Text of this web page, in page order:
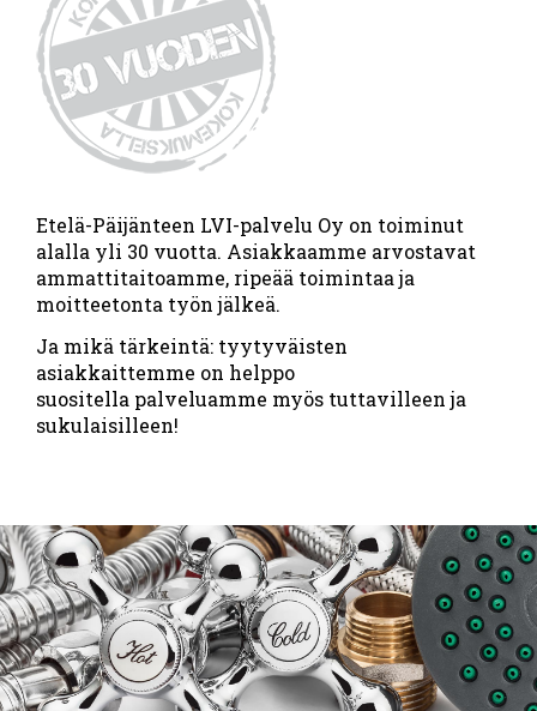
Etelä-Päijänteen LVI-palvelu Oy on toiminut
alalla yli 30 vuotta. Asiakkaamme arvostavat
ammattitaitoamme, ripeää toimintaa ja
moitteetonta työn jälkeä.
Ja mikä tärkeintä: tyytyväisten
asiakkaittemme on helppo
suositella palveluamme myös tuttavilleen ja
sukulaisilleen!